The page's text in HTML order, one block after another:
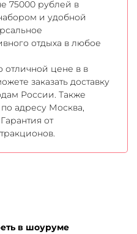
75000 рублей в
и удобной
отдыха в любое
отличной цене в в
заказать доставку
России. Также
адресу Москва,
от
в шоуруме